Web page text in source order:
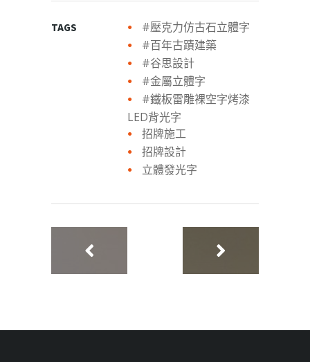
TAGS
#壓克力仿古石立體字
#百年古蹟建築
#谷思設計
#金屬立體字
#鐵板雷雕裸空字烤漆
LED背光字
招牌施工
招牌設計
立體發光字